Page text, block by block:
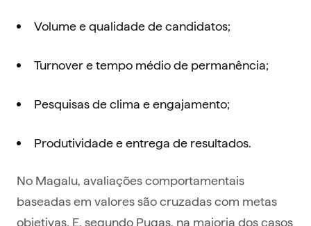
Volume e qualidade de candidatos;
Turnover e tempo médio de permanência;
Pesquisas de clima e engajamento;
Produtividade e entrega de resultados.
No Magalu, avaliações comportamentais
baseadas em valores são cruzadas com metas
objetivas. E, segundo Pugas, na maioria dos casos